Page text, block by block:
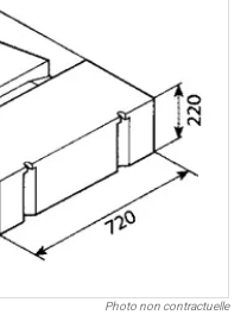
Photo non contractuelle